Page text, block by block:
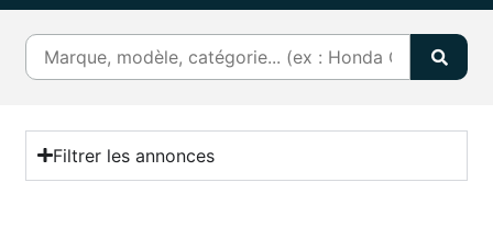
Filtrer les annonces